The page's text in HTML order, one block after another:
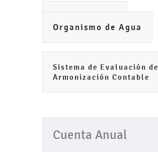
Organismo de Agua
Sistema de Evaluación de
Armonización Contable
Cuenta Anual